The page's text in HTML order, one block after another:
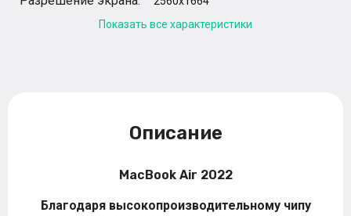
Показать все характеристики
Описание
MacBook Air 2022
Благодаря высокопроизводительному чипу